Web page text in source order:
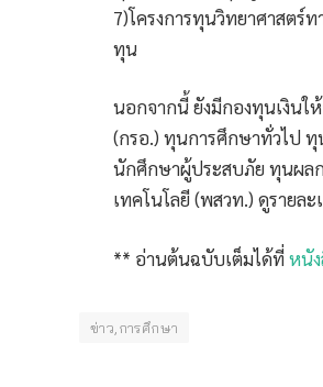
7)โครงการทุนวิทยาศาสตร์
ทุน
นอกจากนี้ ยังมีกองทุนเงินใ
(กรอ.) ทุนการศึกษาทั่วไป
นักศึกษาผู้ประสบภัย ทุนผล
เทคโนโลยี (พสวท.) ดูรายละ
** อ่านต้นฉบับเต็มได้ที่หนั
ข่าว,การศึกษา